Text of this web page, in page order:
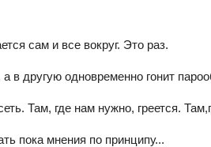
сам и все вокруг. Это раз.
в другую одновременно гонит
Там, где нам нужно, греется.
пока мнения по принципу...